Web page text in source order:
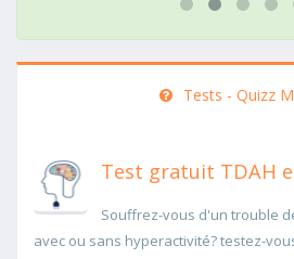
Tests - Quizz
Test gratuit TDAH
Souffrez-vous d'un trouble
avec ou sans hyperactivité? testez-